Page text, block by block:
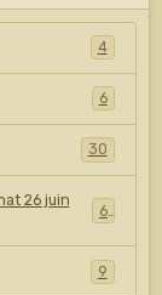
4
6
30
26 juin
6
9